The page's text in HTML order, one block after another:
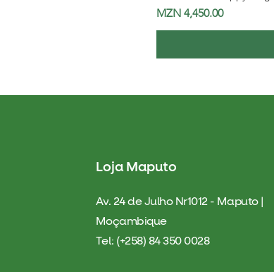
Price
MZN 4,450.00
Loja Maputo
Av. 24 de Julho Nr1012 - Maputo |
Moçambique
Tel: (+258) 84 350 0028